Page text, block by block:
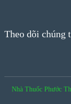
Theo dõi chúng
Nhà Thuốc Phước